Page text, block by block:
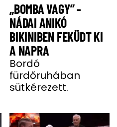
„BOMBA VAGY” -
NÁDAI ANIKÓ
BIKINIBEN FEKÜDT KI
A NAPRA
Bordó
fürdőruhában
sütkérezett.